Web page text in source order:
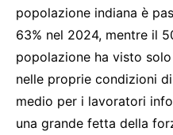
popolazione indiana è
63% nel 2024, mentre il
popolazione ha visto
nelle proprie condizioni
medio per i lavoratori
una grande fetta della